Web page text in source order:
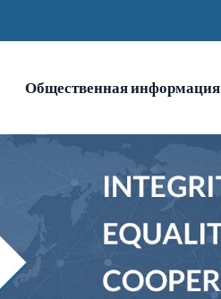
Общественная информация